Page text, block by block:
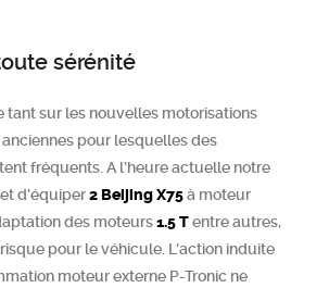
sérénité
tant sur les nouvelles motorisations
pour lesquelles des
fréquents. A l’heure actuelle notre
d'équiper2 BeijingX75à moteur
des moteurs1.5 Tentre autres,
pour le véhicule. L'action induite
moteur externe P-Tronic ne